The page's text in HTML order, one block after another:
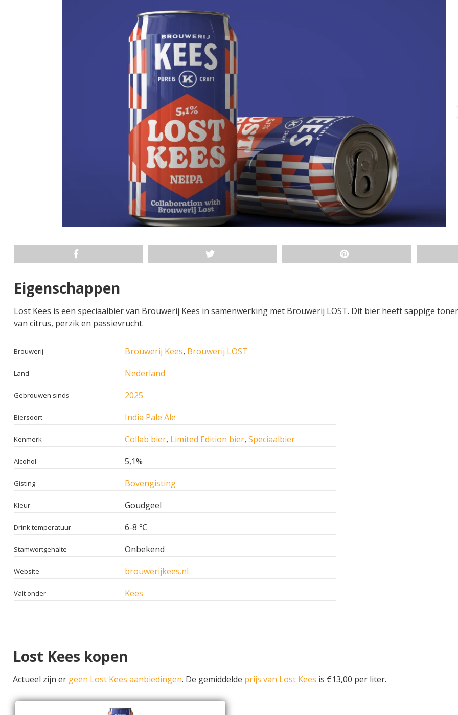
Eigenschappen
Lost Kees is een speciaalbier van Brouwerij Kees in samenwerking met Brouwerij LOST. Dit bier heeft sappige
van citrus, perzik en passievrucht.
Brouwerij Brouwerij Kees, Brouwerij LOST
Land Nederland
Gebrouwen sinds 2025
Biersoort India Pale Ale
Kenmerk Collab bier, Limited Edition bier, Speciaalbier
Alcohol 5,1%
Gisting Bovengisting
Kleur Goudgeel
Drink temperatuur 6-8 ℃
Stamwortgehalte Onbekend
Website brouwerijkees.nl
Valt onder Kees
Lost Kees kopen
Actueel zijn er geen Lost Kees aanbiedingen. De gemiddelde prijs van Lost Kees is €13,00 per liter.